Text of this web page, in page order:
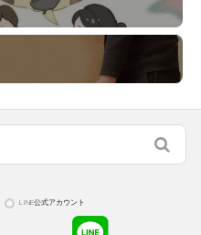
LINE公式アカウント